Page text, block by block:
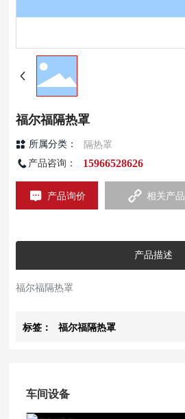
福尔福隔热罩
所属分类： 隔热罩
产品咨询： 15966528626
产品询价 相关产品
产品描述
福尔福隔热罩
标签： 福尔福隔热罩
车间设备